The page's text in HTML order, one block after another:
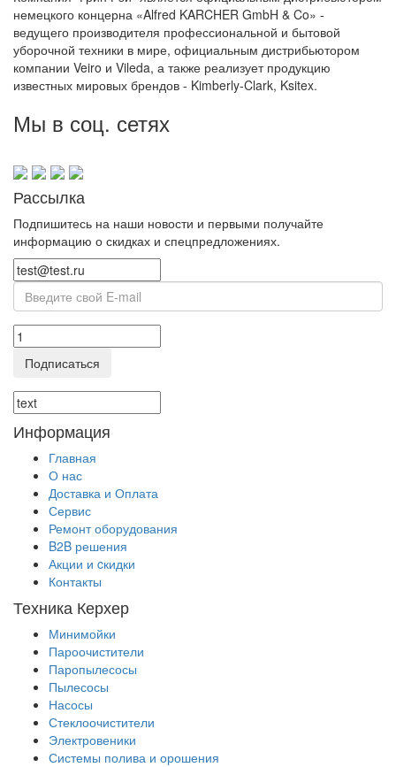
немецкого концерна «Alfred KARCHER GmbH & Co» -
ведущего производителя профессиональной и бытовой
уборочной техники в мире, официальным дистрибьютором
компании Veiro и Vileda, а также реализует продукцию
известных мировых брендов - Kimberly-Clark, Ksitex.
Мы в соц. сетях
Рассылка
Подпишитесь на наши новости и первыми получайте
информацию о скидках и спецпредложениях.
Подписаться
Информация
Главная
О нас
Доставка и Оплата
Сервис
Ремонт оборудования
B2B решения
Акции и cкидки
Контакты
Техника Керхер
Минимойки
Пароочистители
Паропылесосы
Пылесосы
Насосы
Стеклоочистители
Электровеники
Системы полива и орошения